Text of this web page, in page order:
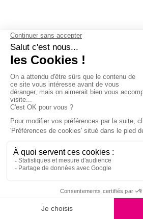
1846,90€
S'intègre
espace
Ultra courte focale &